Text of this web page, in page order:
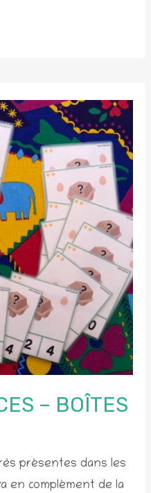
– BOÎTES
présentes dans les
en complément de la